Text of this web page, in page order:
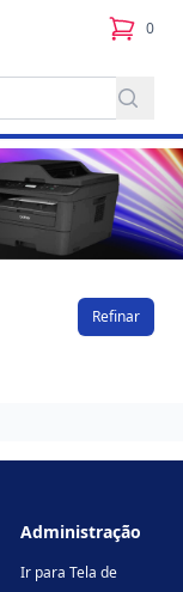
0
itens
Refinar
Administração
Ir para Tela de